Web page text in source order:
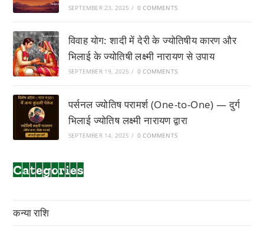
SEPTEMBER 23, 2025 / 0 COMMENTS
विवाह योग: शादी में देरी के ज्योतिषीय कारण और
भिलाई के ज्योतिषी लक्ष्मी नारायण से उपाय
SEPTEMBER 19, 2025 / 0 COMMENTS
पर्सनल ज्योतिष परामर्श (One-to-One) — दुर्ग
भिलाई ज्योतिष लक्ष्मी नारायण द्वारा
SEPTEMBER 14, 2025 / 0 COMMENTS
Categories
कन्या राशि